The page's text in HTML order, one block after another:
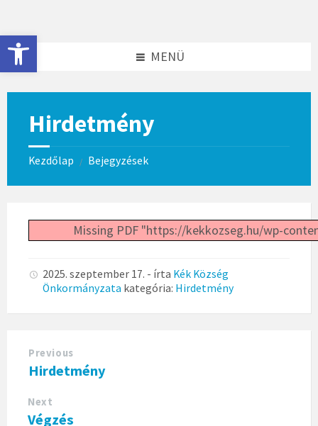
Eszköztár megnyitása
content
footer
MENÜ
Hirdetmény
Kezdőlap / Bejegyzések
Missing PDF "https://kekkozseg.hu/wp-
2025. szeptember 17. - írta Kék Község
Önkormányzata kategória: Hirdetmény
Previous
Hirdetmény
Next
Végzés